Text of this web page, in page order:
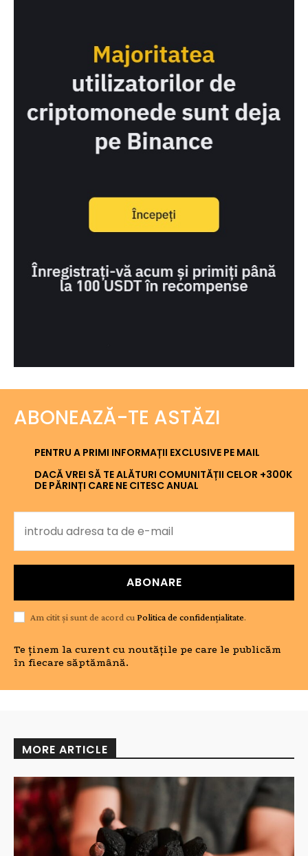
ABONEAZĂ-TE ASTĂZI
PENTRU A PRIMI INFORMAȚII EXCLUSIVE PE MAIL
DACĂ VREI SĂ TE ALĂTURI COMUNITĂȚII CELOR +300K
DE PĂRINȚI CARE NE CITESC ANUAL
ABONARE
Am citit și sunt de acord cu Politica de confidențialitate.
Te ținem la curent cu noutățile pe care le publicăm
în fiecare săptămână.
MORE ARTICLE